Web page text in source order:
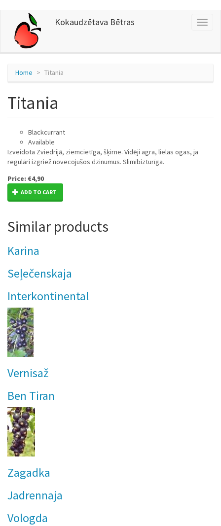
content
Kokaudzētava Bētras
Home Titania
Titania
Blackcurrant
Available
Izveidota Zviedrijā, ziemcietīga, šķirne. Vidēji agra, lielas ogas, ja
regulāri izgriež novecojušos dzinumus. Slimībizturīga.
Price: €4,90
ADD TO CART
Similar products
Karina
Seļečenskaja
Interkontinental
Vernisaž
Ben Tiran
Zagadka
Jadrennaja
Vologda